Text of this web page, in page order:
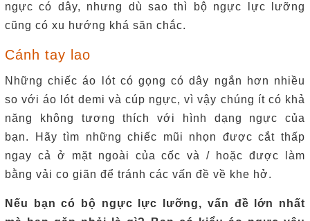
ngực có dây, nhưng dù sao thì bộ ngực lực lưỡng
cũng có xu hướng khá săn chắc.
Cánh tay lao
Những chiếc áo lót có gọng có dây ngắn hơn nhiều
so với áo lót demi và cúp ngực, vì vậy chúng ít có khả
năng không tương thích với hình dạng ngực của
bạn.
Hãy tìm những chiếc mũi nhọn được cắt thấp
ngay cả ở mặt ngoài của cốc và / hoặc được làm
bằng vải co giãn để tránh các vấn đề về khe hở.
Nếu bạn có bộ ngực lực lưỡng, vấn đề lớn nhất